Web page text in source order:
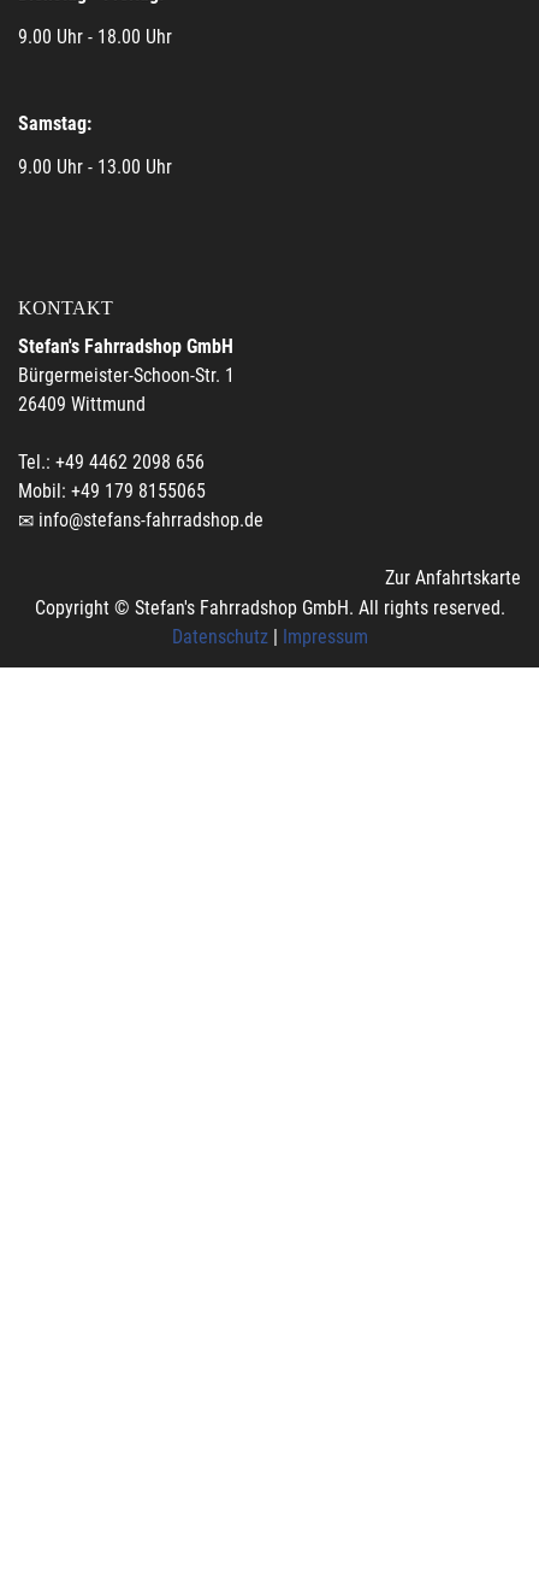
9.00 Uhr - 18.00 Uhr
Samstag:
9.00 Uhr - 13.00 Uhr
KONTAKT
Stefan's Fahrradshop GmbH
Bürgermeister-Schoon-Str. 1
26409 Wittmund
Tel.: +49 4462 2098 656
Mobil: +49 179 8155065
info@stefans-fahrradshop.de
Zur Anfahrtskarte
Copyright © Stefan's Fahrradshop GmbH. All rights reserved.
Datenschutz| Impressum